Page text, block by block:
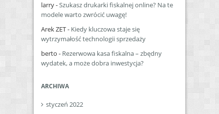
larry-Szukasz drukarki fiskalnej online? Na te
modele warto zwrócić uwagę!
Arek ZET- Kiedy kluczowa staje się
wytrzymałość technologii sprzedaży
berto - Rezerwowa kasa fiskalna – zbędny
wydatek, a może dobra inwestycja?
ARCHIWA
styczeń 2022